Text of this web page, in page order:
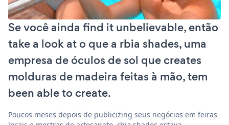
Se você ainda find it unbelievable, então
take a look at o que a rbia shades, uma
empresa de óculos de sol que creates
molduras de madeira feitas à mão, tem
been able to create.
Poucos meses depois de publicizing seus negócios em feiras